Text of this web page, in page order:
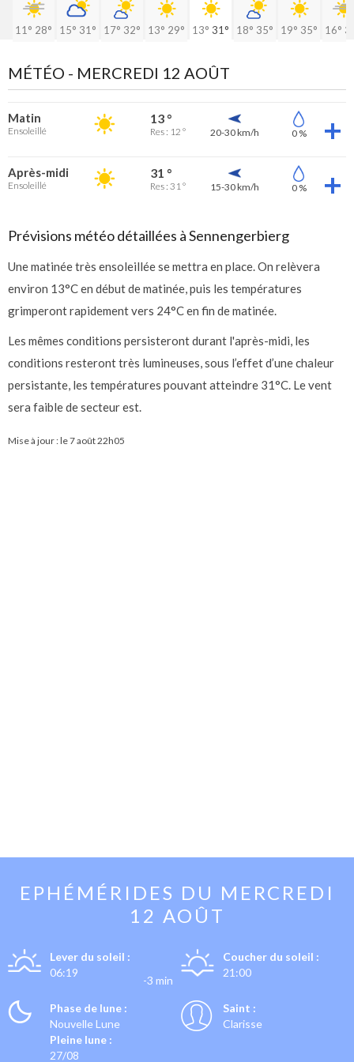
11° 28° 15° 31° 17° 32° 13° 29° 13° 31° 18° 35° 19° 35° 16°
MÉTÉO - MERCREDI 12 AOÛT
Matin
Ensoleillé
13 °
Res : 12 ° 20-30 km/h 0 %
Après-midi
Ensoleillé
31 °
Res : 31 ° 15-30 km/h 0 %
Prévisions météo détaillées à Sennengerbierg
Une matinée très ensoleillée se mettra en place. On relèvera
environ 13°C en début de matinée, puis les températures
grimperont rapidement vers 24°C en fin de matinée.
Les mêmes conditions persisteront durant l'après-midi, les
conditions resteront très lumineuses, sous l’effet d’une chaleur
persistante, les températures pouvant atteindre 31°C. Le vent
sera faible de secteur est.
Mise à jour : le7 août 22h05
EPHÉMÉRIDES DU MERCREDI
12 AOÛT
Lever du soleil :
06:19
-3 min
Coucher du soleil :
21:00
Phase de lune :
Nouvelle Lune
Pleine lune :
27/08
Saint :
Clarisse